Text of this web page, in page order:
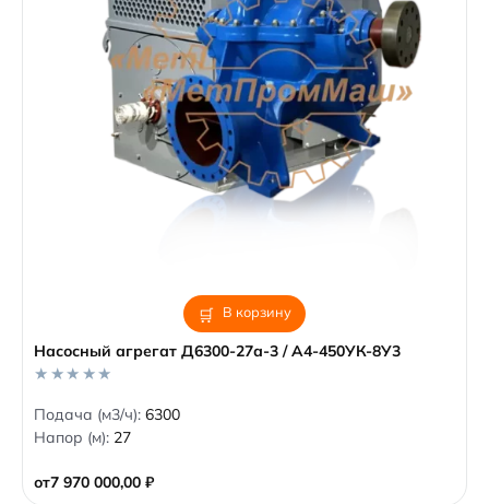
В корзину
Насосный агрегат Д6300-27а-3 / А4-450УК-8У3
от7 970 000,00 ₽
0
o
u
f
Подача (м3/ч): 6300
Напор (м): 27